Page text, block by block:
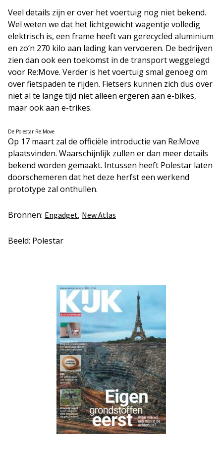
Veel details zijn er over het voertuig nog niet bekend.
Wel weten we dat het lichtgewicht wagentje volledig
elektrisch is, een frame heeft van gerecycled aluminium
en zo’n 270 kilo aan lading kan vervoeren. De bedrijven
zien dan ook een toekomst in de transport weggelegd
voor Re:Move. Verder is het voertuig smal genoeg om
over fietspaden te rijden. Fietsers kunnen zich dus over
niet al te lange tijd niet alleen ergeren aan e-bikes,
maar ook aan e-trikes.
De Polestar Re:Move
Op 17 maart zal de officiële introductie van Re:Move
plaatsvinden. Waarschijnlijk zullen er dan meer details
bekend worden gemaakt. Intussen heeft Polestar laten
doorschemeren dat het deze herfst een werkend
prototype zal onthullen.
Bronnen: Engadget, New Atlas
Beeld: Polestar